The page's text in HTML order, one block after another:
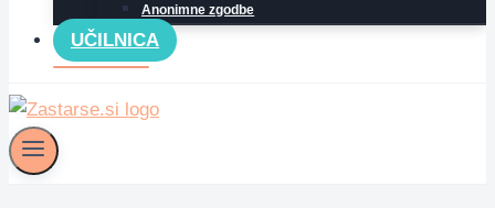
Anonimne zgodbe
UČILNICA